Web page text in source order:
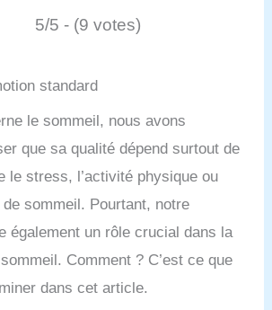
5/5 - (9 votes)
le sommeil, nous avons
que sa qualité dépend surtout de
le stress, l’activité physique ou
de sommeil. Pourtant, notre
également un rôle crucial dans la
Comment ? C’est ce que
dans cet article.